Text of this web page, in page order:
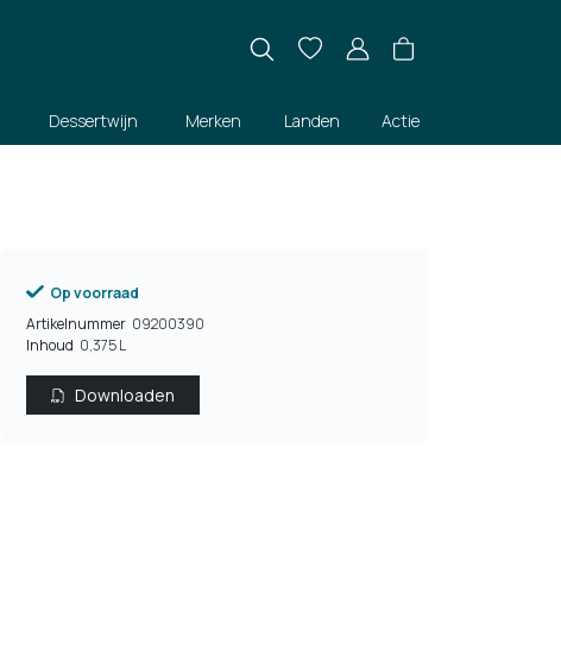
Dessertwijn Merken Landen Actie
Op voorraad
Artikelnummer 09200390
Inhoud 0,375 L
Downloaden